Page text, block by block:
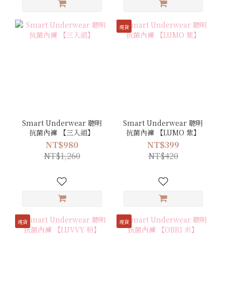
Smart Underwear 聰明
抗菌內褲 【三入組】
NT$980
NT$1,260
現貨
Smart Underwear 聰明
抗菌內褲 【LUMO 紫】
NT$399
NT$420
現貨 現貨